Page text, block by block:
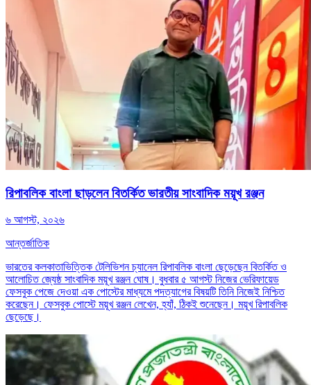
রিপাবলিক বাংলা ছাড়লেন বিতর্কিত ভারতীয় সাংবাদিক ময়ূখ রঞ্জন
৬ আগস্ট, ২০২৬
আন্তর্জাতিক
ভারতের কলকাতাভিত্তিক টেলিভিশন চ্যানেল রিপাবলিক বাংলা ছেড়েছেন বিতর্কিত ও
আলোচিত জ্যেষ্ঠ সাংবাদিক ময়ূখ রঞ্জন ঘোষ। বুধবার ৫ আগস্ট নিজের ভেরিফায়েড
ফেসবুক পেজে দেওয়া এক পোস্টের মাধ্যমে পদত্যাগের বিষয়টি তিনি নিজেই নিশ্চিত
করেছেন। ফেসবুক পোস্টে ময়ূখ রঞ্জন লেখেন, হ্যাঁ, ঠিকই শুনেছেন। ময়ূখ রিপাবলিক
ছেড়েছে।